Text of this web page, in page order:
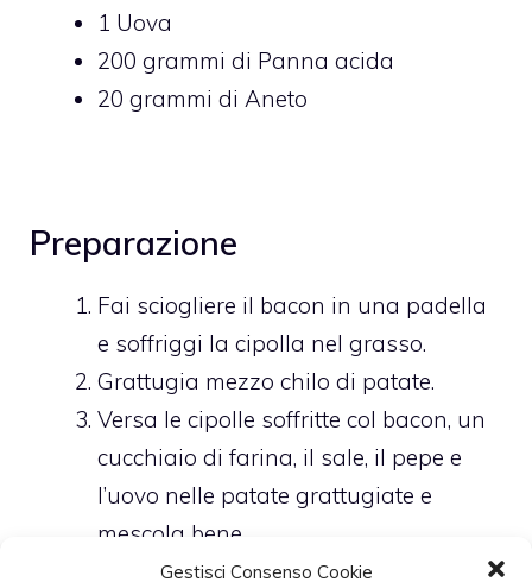
Gestisci Consenso Cookie
1 Uova
200 grammi di Panna acida
20 grammi di Aneto
Preparazione
Fai sciogliere il bacon in una padella
e soffriggi la cipolla nel grasso.
Grattugia mezzo chilo di patate.
Versa le cipolle soffritte col bacon, un
cucchiaio di farina, il sale, il pepe e
l’uovo nelle patate grattugiate e
mescola bene.
Versa il composto in una teglia da